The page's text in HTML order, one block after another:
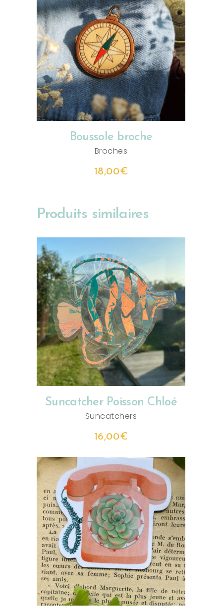
AJOUTER AU PANIER
Boussole broche
Broches
18,00€
Produits similaires
AJOUTER AU PANIER
Suncatcher Poisson Chloé
Suncatchers
16,00€
AJOUTER AU PANIER